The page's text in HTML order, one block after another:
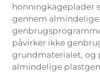
honningkageplader
gennem
påvirker ikke
grundmaterialet, og
almindelige